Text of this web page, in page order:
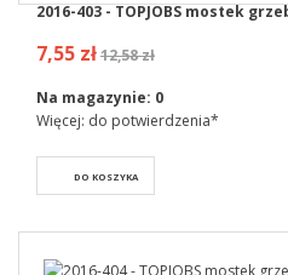
2016-403 - TOPJOBS mostek
7,55 zł12,58 zł
Na magazynie: 0
Więcej: do potwierdzenia*
DO KOSZYKA